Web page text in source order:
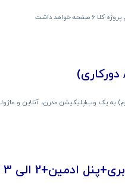
خواهد داشت
دورکاری)